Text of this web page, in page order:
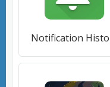
Notification